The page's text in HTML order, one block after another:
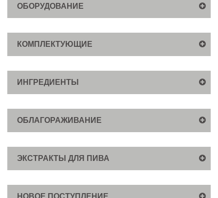
ОБОРУДОВАНИЕ
КОМПЛЕКТУЮЩИЕ
ИНГРЕДИЕНТЫ
ОБЛАГОРАЖИВАНИЕ
ЭКСТРАКТЫ ДЛЯ ПИВА